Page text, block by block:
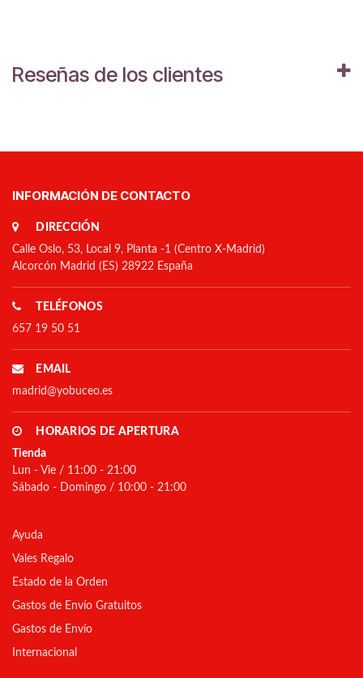
Reseñas de los clientes
INFORMACIÓN DE CONTACTO
DIRECCIÓN
Calle Oslo, 53, Local 9, Planta -1 (Centro X-Madrid)
Alcorcón Madrid (ES) 28922 España
TELÉFONOS
657 19 50 51
EMAIL
madrid@yobuceo.es
HORARIOS DE APERTURA
Tienda
Lun - Vie / 11:00 - 21:00
Sábado - Domingo / 10:00 - 21:00
Ayuda
Vales Regalo
Estado de la Orden
Gastos de Envío Gratuitos
Gastos de Envío
Internacional